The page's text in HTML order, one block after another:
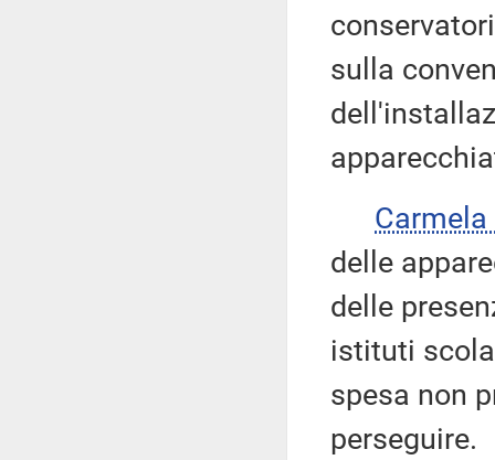
sulla
Carmela
delle
delle
istituti
spesa non
perseguire.